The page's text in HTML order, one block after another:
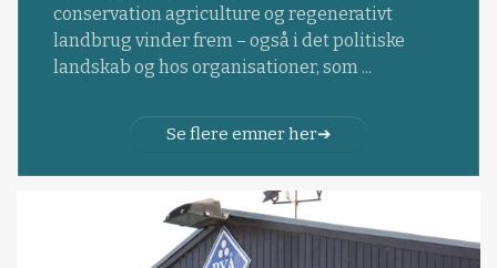
conservation agriculture og regenerativt
landbrug vinder frem – også i det politiske
landskab og hos organisationer, som ...
Se flere emner her